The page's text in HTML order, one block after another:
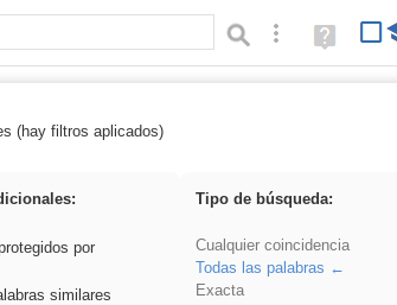
Búsqueda avanzada
Ayuda
(en
de: ies_galileo_galilei
(hay filtros aplicados)
por
similares
Tipo de búsqueda:
Cualquier coincidencia
Todas las palabras
Exacta